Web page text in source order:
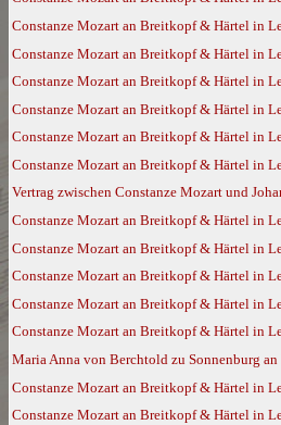
Constanze Mozart an Breitkopf & Härtel in
Constanze Mozart an Breitkopf & Härtel in
Constanze Mozart an Breitkopf & Härtel in
Constanze Mozart an Breitkopf & Härtel in
Constanze Mozart an Breitkopf & Härtel in
Constanze Mozart an Breitkopf & Härtel in
Vertrag zwischen Constanze Mozart und
Constanze Mozart an Breitkopf & Härtel in
Constanze Mozart an Breitkopf & Härtel in
Constanze Mozart an Breitkopf & Härtel in
Constanze Mozart an Breitkopf & Härtel in
Constanze Mozart an Breitkopf & Härtel in
Maria Anna von Berchtold zu Sonnenburg
Constanze Mozart an Breitkopf & Härtel in
Constanze Mozart an Breitkopf & Härtel in